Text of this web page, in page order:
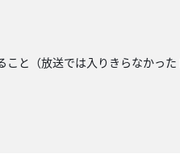
と（放送では入りきらなかっ